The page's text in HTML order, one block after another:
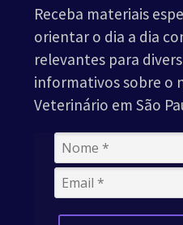
Receba materiais
orientar o dia a dia
relevantes para
informativos sobre o
Veterinário em São